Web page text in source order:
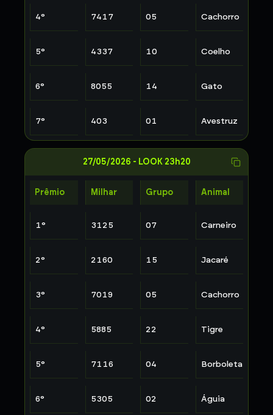
4° 7417 05 Cachorro
5° 4337 10 Coelho
6° 8055 14 Gato
7° 403 01 Avestruz
27/05/2026 - LOOK 23h20
Prêmio Milhar Grupo Animal
1° 3125 07 Carneiro
2° 2160 15 Jacaré
3° 7019 05 Cachorro
4° 5885 22 Tigre
5° 7116 04 Borboleta
6° 5305 02 Águia